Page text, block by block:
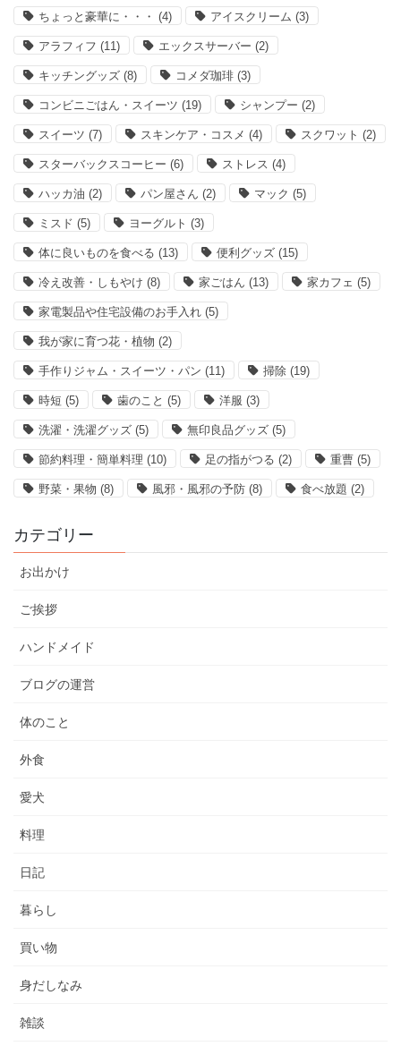
ちょっと豪華に・・・ (4) アイスクリーム (3)
アラフィフ (11) エックスサーバー (2)
キッチングッズ (8) コメダ珈琲 (3)
コンビニごはん・スイーツ (19) シャンプー (2)
スイーツ (7) スキンケア・コスメ (4) スクワット (2)
スターバックスコーヒー (6) ストレス (4)
ハッカ油 (2) パン屋さん (2) マック (5)
ミスド (5) ヨーグルト (3)
体に良いものを食べる (13) 便利グッズ (15)
冷え改善・しもやけ (8) 家ごはん (13) 家カフェ (5)
家電製品や住宅設備のお手入れ (5)
我が家に育つ花・植物 (2)
手作りジャム・スイーツ・パン (11) 掃除 (19)
時短 (5) 歯のこと (5) 洋服 (3)
洗濯・洗濯グッズ (5) 無印良品グッズ (5)
節約料理・簡単料理 (10) 足の指がつる (2) 重曹 (5)
野菜・果物 (8) 風邪・風邪の予防 (8) 食べ放題 (2)
カテゴリー
お出かけ
ご挨拶
ハンドメイド
ブログの運営
体のこと
外食
愛犬
料理
日記
暮らし
買い物
身だしなみ
雑談